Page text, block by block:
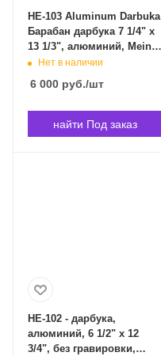
HE-103 Aluminum Darbuka
Барабан дарбука 7 1/4" x
13 1/3", алюминий, Meinl
HE-103 в Владивостоке
Нет в наличии
6 000 руб./шт
найти Под заказ
HE-102 - дарбука,
алюминий, 6 1/2" x 12
3/4", без гравировки,